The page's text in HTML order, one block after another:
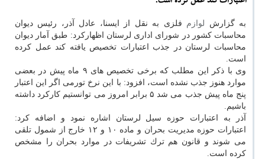
به گزارش لوازم فلزی به نقل از ایسنا، عادل آذر، رئیس دیوان
محاسبات كشور در شورای اداری لرستان اظهاركرد: طبق آمار دیوان
محاسبات لرستان در جذب اعتبارات تخصیص یافته كند عمل كرده
است.
وی با ذكر این مطلب كه برخی تخصیص های ۹ ماه پیش در بعضی
موارد هنوز جذب نشده است، افزود: با این نرخ تورمی اگر این اعتبار
پنج ماه پیش جذب می شد ۵ برابر امروز می توانستیم كاركرد داشته
باشیم.
آذر به اعتبارات حوزه سیل لرستان اشاره نمود و اضافه كرد:
اعتبارات حوزه مدیریت بحران و ماده ۱۰ و ۱۲ خارج از شمول تلقی
می شوند و قانون هم ترك تشریفات در موارد بحران را مشخص
كرده است.